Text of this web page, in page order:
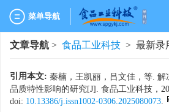
菜单导航
文章导航 > 食品工业科技 > 最新录
引用本文: 秦楠，王凯丽，吕文佳，等.
品质特性影响的研究[J]. 食品工业科技，
doi: 10.13386/j.issn1002-0306.2025080073.